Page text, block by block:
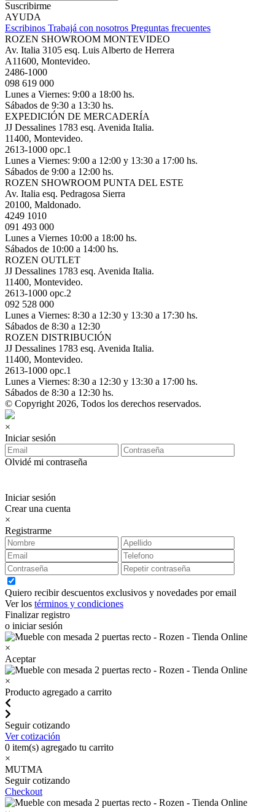
Suscribirme
AYUDA
Escribinos Trabajá con nosotros Preguntas frecuentes
ROZEN SHOWROOM MONTEVIDEO
Av. Italia 3105 esq. Luis Alberto de Herrera
A11600, Montevideo.
2486-1000
098 619 000
Lunes a Viernes: 9:00 a 18:00 hs.
Sábados de 9:30 a 13:30 hs.
EXPEDICIÓN DE MERCADERÍA
JJ Dessalines 1783 esq. Avenida Italia.
11400, Montevideo.
2613-1000 opc.1
Lunes a Viernes: 9:00 a 12:00 y 13:30 a 17:00 hs.
Sábados de 9:00 a 12:00 hs.
ROZEN SHOWROOM PUNTA DEL ESTE
Av. Italia esq. Pedragosa Sierra
20100, Maldonado.
4249 1010
091 493 000
Lunes a Viernes 10:00 a 18:00 hs.
Sábados de 10:00 a 14:00 hs.
ROZEN OUTLET
JJ Dessalines 1783 esq. Avenida Italia.
11400, Montevideo.
2613-1000 opc.2
092 528 000
Lunes a Viernes: 8:30 a 12:30 y 13:30 a 17:30 hs.
Sábados de 8:30 a 12:30
ROZEN DISTRIBUCIÓN
JJ Dessalines 1783 esq. Avenida Italia.
11400, Montevideo.
2613-1000 opc.1
Lunes a Viernes: 8:30 a 12:30 y 13:30 a 17:00 hs.
Sábados de 8:30 a 12:30 hs.
© Copyright 2026, Todos los derechos reservados.
×
Iniciar sesión
Olvidé mi contraseña
Iniciar sesión
Crear una cuenta
×
Registrarme
Quiero recibir descuentos exclusivos y novedades por email
Ver los términos y condiciones
Finalizar registro
o iniciar sesión
×
Aceptar
×
Producto agregado a carrito
Seguir cotizando
Ver cotización
0 item(s) agregado tu carrito
×
MUTMA
Seguir cotizando
Checkout